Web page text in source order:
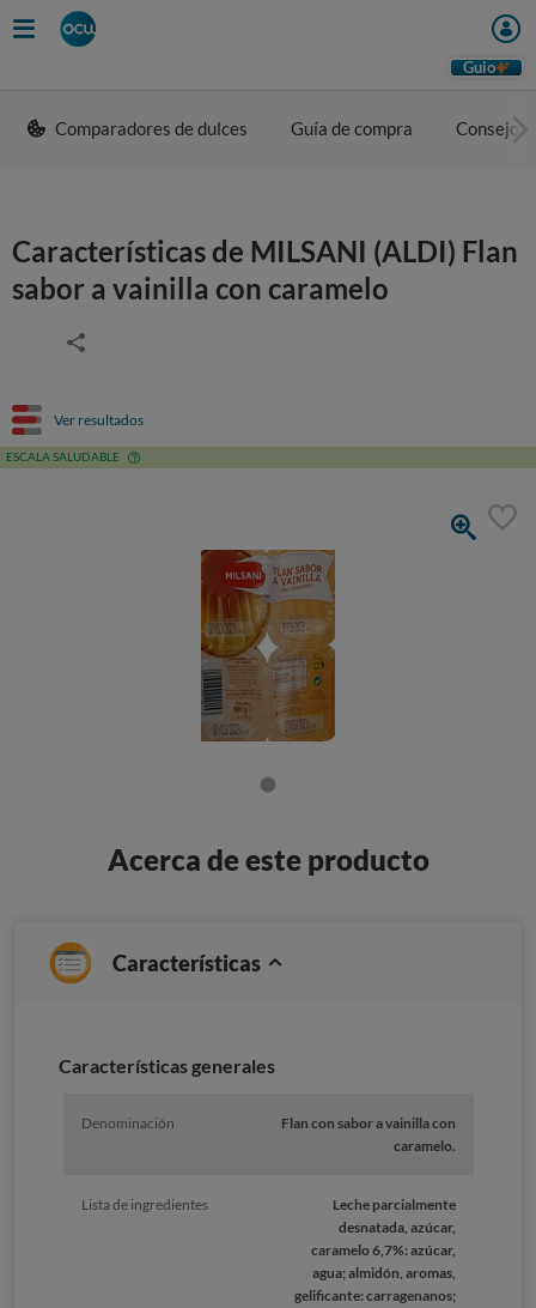
Guio
Comparadores de dulces Guía de compra Consejos
Características de MILSANI (ALDI) Flan
sabor a vainilla con caramelo
Ver resultados
ESCALA SALUDABLE
Acerca de este producto
Características
Características generales
Denominación
Flan con sabor a vainilla con
caramelo.
Lista de ingredientes
Leche parcialmente
desnatada, azúcar,
caramelo 6,7%: azúcar,
agua; almidón, aromas,
gelificante: carragenanos;